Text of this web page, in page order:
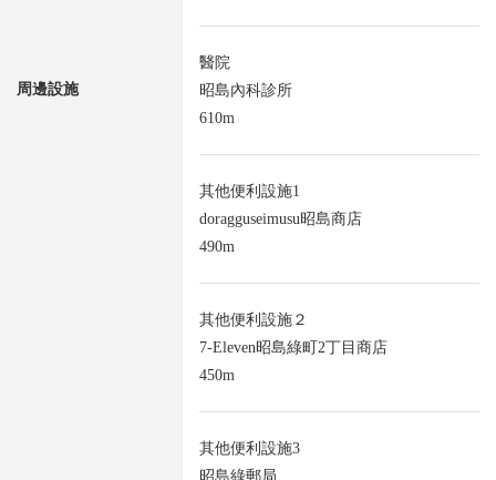
周邊設施
醫院
昭島內科診所
610m
其他便利設施1
doragguseimusu昭島商店
490m
其他便利設施２
7-Eleven昭島綠町2丁目商店
450m
其他便利設施3
昭島綠郵局